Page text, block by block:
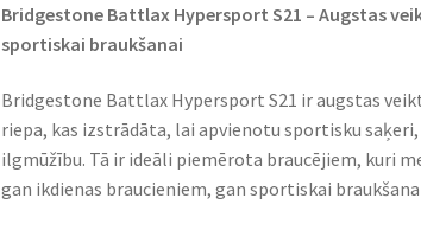
Bridgestone Battlax Hypersport S21 – Augstas
sportiskai braukšanai
Bridgestone Battlax Hypersport S21 ir augstas
riepa, kas izstrādāta, lai apvienotu sportisku
ilgmūžību. Tā ir ideāli piemērota braucējiem, kuri
gan ikdienas braucieniem, gan sportiskai